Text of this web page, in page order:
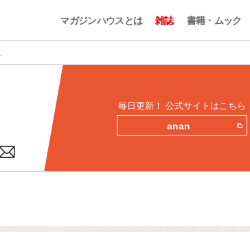
マガジンハウスとは 雑誌 書籍・ムック
毎日更新！ 公式サイトはこちら
anan